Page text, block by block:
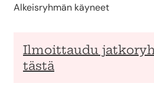
Alkeisryhmän käyneet
Ilmoittaudu
tästä